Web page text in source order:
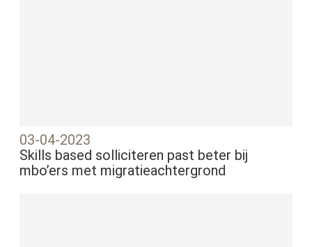
03-04-2023
Skills based solliciteren past beter bij
mbo’ers met migratieachtergrond